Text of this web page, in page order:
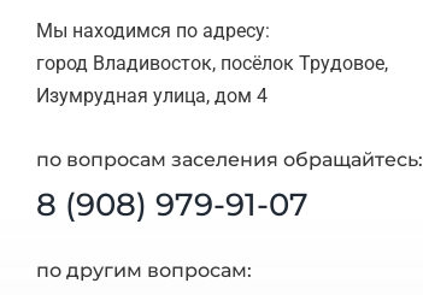
Мы находимся по адресу:
город Владивосток, посёлок Трудовое,
Изумрудная улица, дом 4
по вопросам заселения обращайтесь:
8 (908) 979-91-07
по другим вопросам: